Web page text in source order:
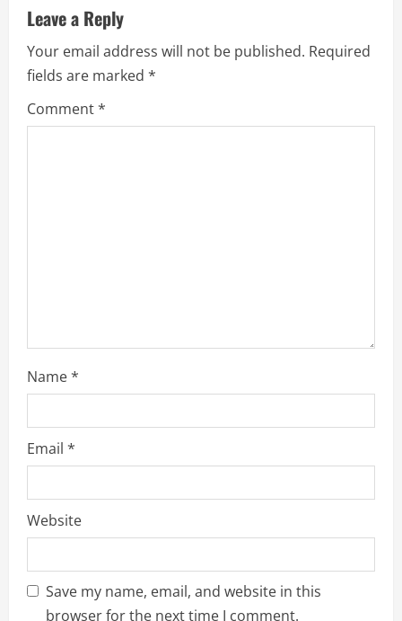
v
i
g
a
Leave a Reply
Your email address will not be published. Required
fields are marked *
Comment*
Name*
Email *
Website
Save my name, email, and website in this
browser for the next time I comment.